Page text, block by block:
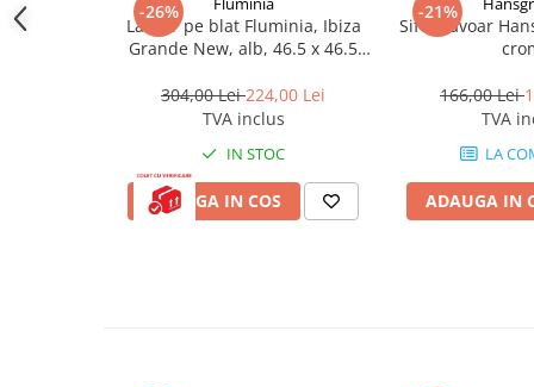
Cadite semirotunde
-26%
Lavoar pe blat Fluminia, Ibiza
Grande New, alb, 46.5 x 46.5
304,00 Lei224,00 Lei
TVA inclus
IN STOC
ADAUGA IN COS
-21%
Sifon lavoar
166,00 Lei
TVA
LA
ADAUGA IN